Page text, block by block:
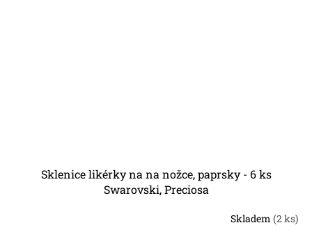
Sklenice likérky na na nožce, paprsky - 6 ks
Swarovski, Preciosa
Skladem (2 ks)